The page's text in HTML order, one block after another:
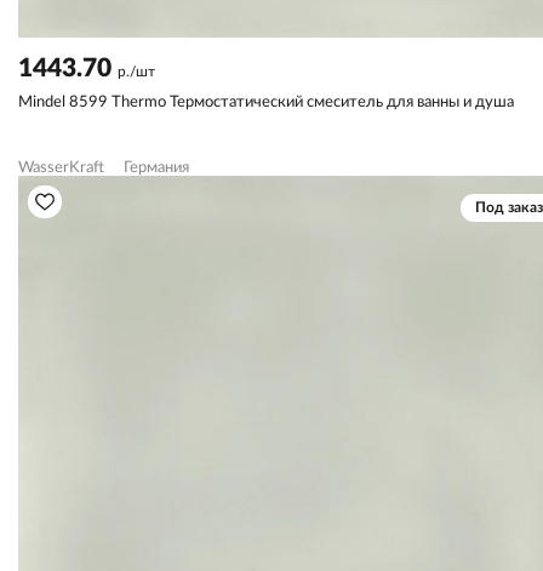
1443.70 р./шт
Mindel 8599 Thermo Термостатический смеситель для ванны и душа
WasserKraft Германия
Под заказ